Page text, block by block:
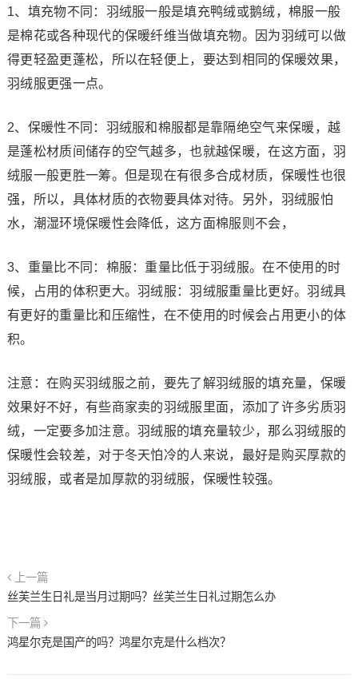
1、填充物不同：羽绒服一般是填充鸭绒或鹅绒，棉服一般
是棉花或各种现代的保暖纤维当做填充物。因为羽绒可以做
得更轻盈更蓬松，所以在轻便上，要达到相同的保暖效果，
羽绒服更强一点。
2、保暖性不同：羽绒服和棉服都是靠隔绝空气来保暖，越
是蓬松材质间储存的空气越多，也就越保暖，在这方面，羽
绒服一般更胜一筹。但是现在有很多合成材质，保暖性也很
强，所以，具体材质的衣物要具体对待。另外，羽绒服怕
水，潮湿环境保暖性会降低，这方面棉服则不会，
3、重量比不同：棉服：重量比低于羽绒服。在不使用的时
候，占用的体积更大。羽绒服：羽绒服重量比更好。羽绒具
有更好的重量比和压缩性，在不使用的时候会占用更小的体
积。
注意：在购买羽绒服之前，要先了解羽绒服的填充量，保暖
效果好不好，有些商家卖的羽绒服里面，添加了许多劣质羽
绒，一定要多加注意。羽绒服的填充量较少，那么羽绒服的
保暖性会较差，对于冬天怕冷的人来说，最好是购买厚款的
羽绒服，或者是加厚款的羽绒服，保暖性较强。
上一篇
丝芙兰生日礼是当月过期吗？丝芙兰生日礼过期怎么办
下一篇
鸿星尔克是国产的吗？鸿星尔克是什么档次？